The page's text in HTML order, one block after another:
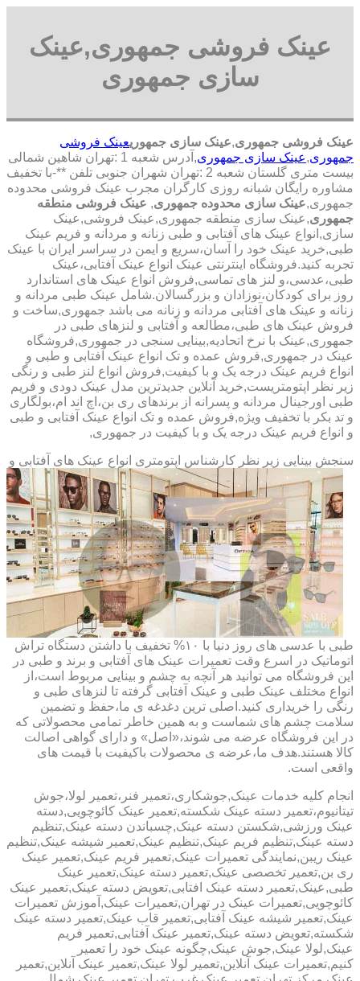
عینک فروشی جمهوری,عینک
سازی جمهوری
عینک فروشی جمهوری,عینک سازی جمهوریعینک فروشی
جمهوری,عینک سازی جمهوری
,آدرس شعبه 1 :تهران شاهین شمالی
بیست متری گلستان شعبه 2 :تهران شهران جنوبی تلفن **-با تخفیف
مشاوره رایگان شبانه روزی کارگران مجرب عینک فروشی محدوده
جمهوری,عینک سازی محدوده جمهوری, عینک فروشی منطقه
جمهوری,عینک سازی منطقه جمهوری,عینک فروشی,عینک
سازی,انواع عینک های آفتابی و طبی زنانه و مردانه و فریم عینک
طبی,خرید عینک خود را آسان،سریع و ایمن در سراسر ایران با عینک
تجربه کنید.فروشگاه اینترنتی عینک انواع عینک آفتابی،عینک
طبی،عدسی،و لنز های تماسی,فروش انواع عینک های استاندارد
روز برای کودکان،نوزادان و بزرگسالان.شامل عینک طبی مردانه و
زنانه و عینک های آفتابی مردانه و زنانه می باشد جمهوری,ساخت و
فروش عینک های طبی،مطالعه و آفتابی و لنزهای طبی در
جمهوری,عینک با نرخ اتحادیه,بینایی سنجی در جمهوری,فروشگاه
عینک در جمهوری,فروش عمده و تک انواع عینک آفتابی و طبی و
انواع فریم عینک درجه یک و با کیفیت,فروش انواع لنز طبی و رنگی
زیر نظر اپتومتریست,خرید آنلاین جدیدترین مدل عینک دودی و فریم
طبی اورجینال مردانه و پسرانه از برندهای ری بن،اچ اند ام،بولگاری
و تد بکر با تخفیف ویژه,فروش عمده و تک انواع عینک آفتابی و طبی
و انواع فریم عینک درجه یک و با کیفیت در جمهوری,
سنجش بینایی زیر نظر کارشناس اپتومتری انواع عینک های آفتابی و
طبی با عدسی های روز دنیا با ۱۰% تخفیف با داشتن دستگاه تراش
اتوماتیک در اسرع وقت تعمیرات عینک های آفتابی و برند و طبی در
این فروشگاه می توانید هر آنچه به چشم و بینایی مربوط است،از
انواع مختلف عینک طبی و عینک آفتابی گرفته تا لنزهای طبی و
رنگی را خریداری کنید.اصلی ترین دغدغه ی ما،حفظ و تضمین
سلامت چشم های شماست و به همین خاطر تمامی محصولاتی که
در این فروشگاه عرضه می شوند،«اصل» و دارای گواهی اصالت
کالا هستند.هدف ما،عرضه ی محصولات باکیفیت با قیمت های
واقعی است.
انجام کلیه خدمات عینک,جوشکاری،تعمیر فنر،تعمیر لولا،جوش
تیتانیوم،تعمیر دسته عینک شکسته,تعمیر عینک کائوچویی,دسته
عینک ورزشی,شکستن دسته عینک,چسباندن دسته عینک,تنظیم
دسته عینک,تنظیم فریم عینک,تنظیم عینک,تعمیر شیشه عینک,تنظیم
عینک ریبن,نمایندگی تعمیرات عینک,تعمیر فریم عینک,تعمیر عینک
ری بن,تعمیر تخصصی عینک,تعمیر دسته عینک,تعمیر عینک
طبی,عینک,تعمیر دسته عینک افتابی,تعویض دسته عینک,تعمیر عینک
کائوچویی,تعمیرات عینک در تهران,تعمیرات عینک,آموزش تعمیرات
عینک,تعمیر شیشه عینک آفتابی,تعمیر قاب عینک,تعمیر دسته عینک
شکسته,تعویض دسته عینک,تعمیر عینک آفتابی,تعمیر فریم
عینک,لولا عینک,جوش عینک,چگونه عینک خود را تعمیر
کنیم,تعمیرات عینک آنلاین,تعمیر لولا عینک,تعمیر عینک آنلاین,تعمیر